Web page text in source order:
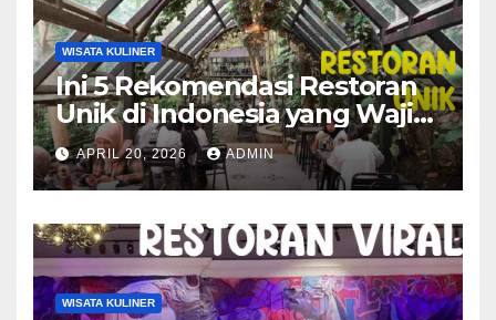
WISATA KULINER
Ini 5 Rekomendasi Restoran
Unik di Indonesia yang Wajib
Dicoba!
APRIL 20, 2026 ADMIN
WISATA KULINER